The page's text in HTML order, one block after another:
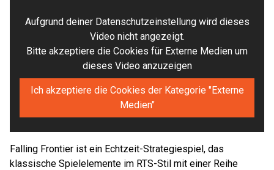
Aufgrund deiner Datenschutzeinstellung wird dieses
Video nicht angezeigt.
Bitte akzeptiere die Cookies für Externe Medien um
dieses Video anzuzeigen
Ich akzeptiere die Cookies der Kategorie "Externe
Medien"
Falling Frontier ist ein Echtzeit-Strategiespiel, das
klassische Spielelemente im RTS-Stil mit einer Reihe